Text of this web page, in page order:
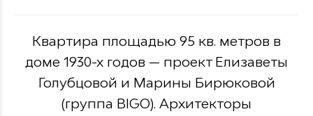
Квартира площадью 95 кв. метров в
доме 1930-х годов — проект Елизаветы
Голубцовой и Марины Бирюковой
(группа BIGO). Архитекторы